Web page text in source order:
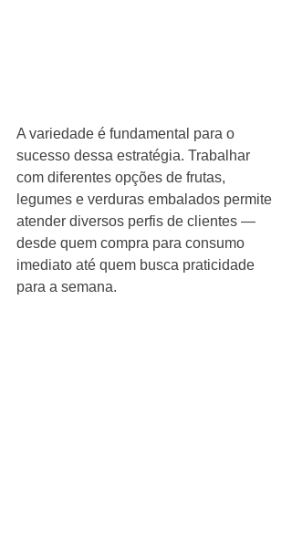
A variedade é fundamental para o
sucesso dessa estratégia. Trabalhar
com diferentes opções de frutas,
legumes e verduras embalados permite
atender diversos perfis de clientes —
desde quem compra para consumo
imediato até quem busca praticidade
para a semana.